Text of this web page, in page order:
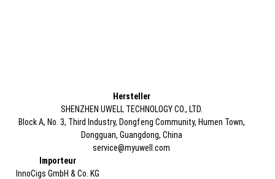
Hersteller
SHENZHEN UWELL TECHNOLOGY CO., LTD.
Block A, No. 3, Third Industry, Dongfeng Community, Humen Town,
Dongguan, Guangdong, China
service@myuwell.com
Importeur
InnoCigs GmbH & Co. KG